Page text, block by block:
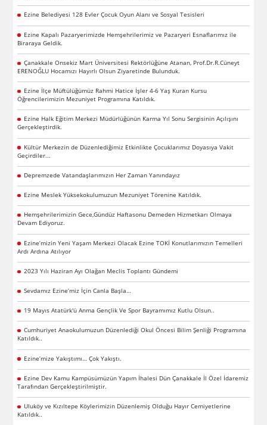
Ezine Belediyesi 128 Evler Çocuk Oyun Alanı ve Sosyal Tesisleri
Ezine Kapalı Pazaryerimizde Hemşehrilerimiz ve Pazaryeri Esnaflarımız ile
Biraraya Geldik.
Çanakkale Onsekiz Mart Üniversitesi Rektörlüğüne Atanan, Prof.Dr.R.Cüneyt
ERENOĞLU Hocamızı Hayırlı Olsun Ziyaretinde Bulunduk.
Ezine İlçe Müftülüğümüz Rahmi Hatice İşler 4-6 Yaş Kuran Kursu
Öğrencilerimizin Mezuniyet Programına Katıldık.
Ezine Halk Eğitim Merkezi Müdürlüğünün Karma Yıl Sonu Sergisinin Açılışını
Gerçekleştirdik.
Kültür Merkezin de Düzenlediğimiz Etkinlikte Çocuklarımız Doyasıya Vakit
Geçirdiler...
Depremzede Vatandaşlarımızın Her Zaman Yanındayız
Ezine Meslek Yüksekokulumuzun Mezuniyet Törenine Katıldık.
Hemşehrilerimizin Gece,Gündüz Haftasonu Demeden Hizmetkarı Olmaya
Devam Ediyoruz.
Ezine’mizin Yeni Yaşam Merkezi Olacak Ezine TOKİ Konutlarımızın Temelleri
Ardı Ardına Atılıyor
2023 Yılı Haziran Ayı Olağan Meclis Toplantı Gündemi
Sevdamız Ezine’miz İçin Canla Başla…
19 Mayıs Atatürk'ü Anma Gençlik Ve Spor Bayramımız Kutlu Olsun..
Cumhuriyet Anaokulumuzun Düzenlediği Okul Öncesi Bilim Şenliği Programına
Katıldık..
Ezine’mize Yakıştımı… Çok Yakıştı.
Ezine Dev Kamu Kampüsümüzün Yapım İhalesi Dün Çanakkale İl Özel İdaremiz
Tarafından Gerçekleştirilmiştir.
Uluköy ve Kızıltepe Köylerimizin Düzenlemiş Olduğu Hayır Cemiyetlerine
Katıldık..